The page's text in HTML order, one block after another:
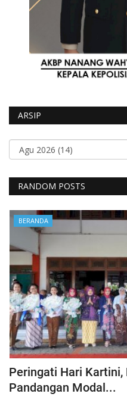
ARSIP
RANDOM POSTS
BERANDA
Peringati Hari Kartini,
Pandangan Modal...